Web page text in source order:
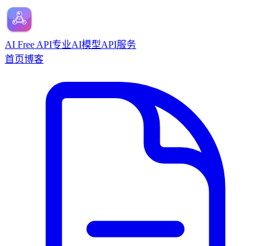
AI Free API专业AI模型API服务
首页博客